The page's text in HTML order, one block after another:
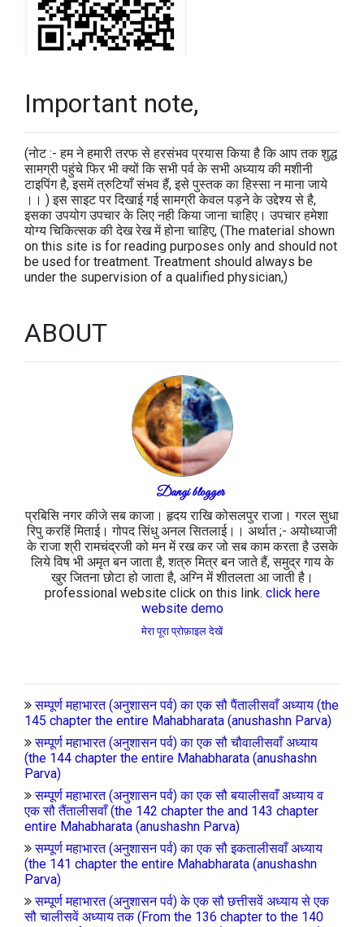
Important note,
(नोट :- हम ने हमारी तरफ से हरसंभव प्रयास किया है कि आप तक शुद्ध
सामग्री पहुंचे फिर भी क्यों कि सभी पर्व के सभी अध्याय की मशीनी
टाइपिंग है, इसमें त्रुटियाँ संभव हैं, इसे पुस्तक का हिस्सा न माना जाये
।। ) इस साइट पर दिखाई गई सामग्री केवल पड़ने के उद्देश्य से है,
इसका उपयोग उपचार के लिए नही किया जाना चाहिए। उपचार हमेशा
योग्य चिकित्सक की देख रेख में होना चाहिए, (The material shown
on this site is for reading purposes only and should not
be used for treatment. Treatment should always be
under the supervision of a qualified physician,)
ABOUT
Dangi blogger
प्रबिसि नगर कीजे सब काजा। हृदय राखि कोसलपुर राजा। गरल सुधा
रिपु करहिं मिताई। गोपद सिंधु अनल सितलाई।। अर्थात ;- अयोध्याजी
के राजा श्री रामचंद्रजी को मन में रख कर जो सब काम करता है उसके
लिये विष भी अमृत बन जाता है, शत्रु मित्र बन जाते हैं, समुद्र गाय के
खुर जितना छोटा हो जाता है, अग्नि में शीतलता आ जाती है।
professional website click on this link. click here
website demo
मेरा पूरा प्रोफ़ाइल देखें
सम्पूर्ण महाभारत (अनुशासन पर्व) का एक सौ पैंतालीसवाँ अध्याय (the
145 chapter the entire Mahabharata (anushashn Parva)
सम्पूर्ण महाभारत (अनुशासन पर्व) का एक सौ चौवालीसवाँ अध्याय
(the 144 chapter the entire Mahabharata (anushashn
Parva)
सम्पूर्ण महाभारत (अनुशासन पर्व) का एक सौ बयालीसवाँ अध्याय व
एक सौ तैंतालीसवाँ (the 142 chapter the and 143 chapter
entire Mahabharata (anushashn Parva)
सम्पूर्ण महाभारत (अनुशासन पर्व) का एक सौ इकतालीसवाँ अध्याय
(the 141 chapter the entire Mahabharata (anushashn
Parva)
सम्पूर्ण महाभारत (अनुशासन पर्व) के एक सौ छत्तीसवें अध्याय से एक
सौ चालीसवें अध्याय तक (From the 136 chapter to the 140